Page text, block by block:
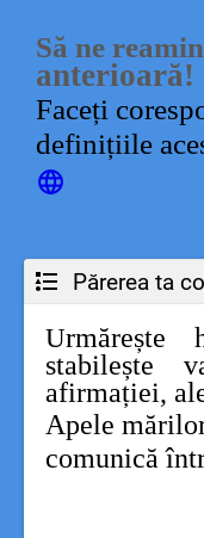
Să ne
anterioară!
Faceți
definițiile
Părerea ta
U
stabilește
afirmației,
Apele
comunică